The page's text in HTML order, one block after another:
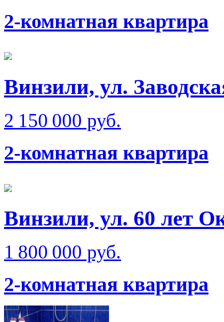
2-комнатная квартира
Винзили, ул.
2 150 000 руб.
2-комнатная квартира
Винзили, ул. 60 лет
1 800 000 руб.
2-комнатная квартира